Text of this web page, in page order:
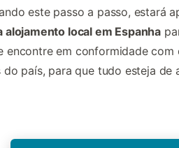
este passo a passo, estará
alojamento local em Espanha
encontre em conformidade com
do país, para que tudo esteja de